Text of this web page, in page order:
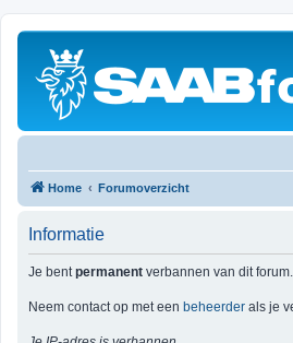
Home Forumoverzicht
Informatie
Je bentpermanent verbannen van dit forum.
Neem contact op met een beheerder als je